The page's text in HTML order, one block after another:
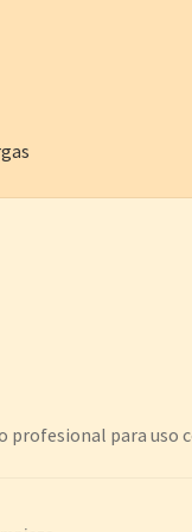
profesional para uso